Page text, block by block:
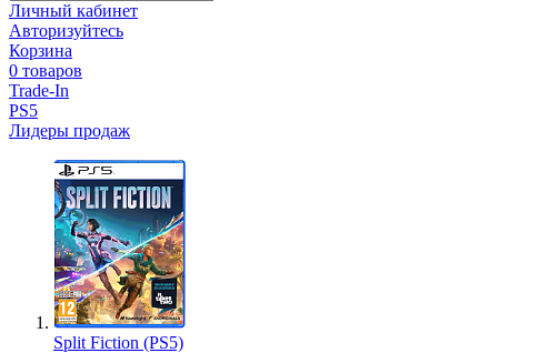
Личный кабинет
Авторизуйтесь
Корзина
0 товаров
Trade-In
PS5
Лидеры продаж
Split Fiction (PS5)